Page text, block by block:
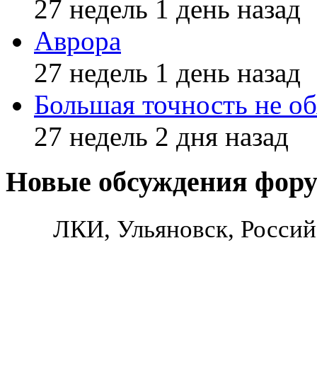
27 недель 1 день назад
Аврора
27 недель 1 день назад
Большая точность не
27 недель 2 дня назад
Новые обсуждения
ЛКИ, Ульяновск,